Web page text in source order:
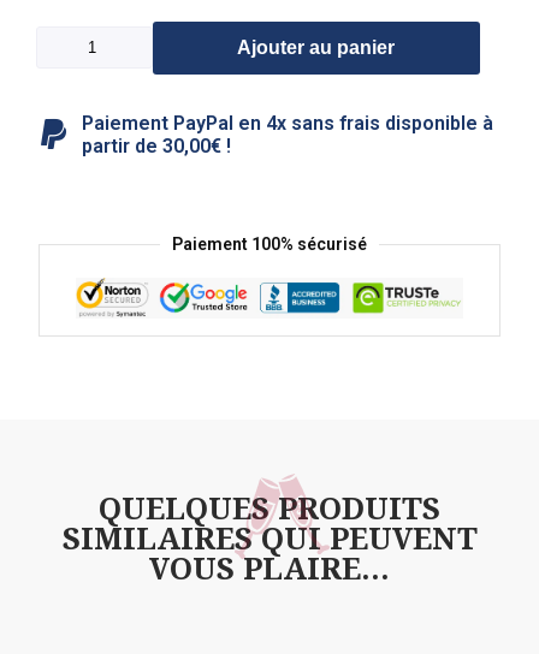
Ajouter au panier
Paiement PayPal en 4x sans frais disponible à
partir de 30,00€ !
Paiement 100% sécurisé
QUELQUES PRODUITS
SIMILAIRES QUI PEUVENT
VOUS PLAIRE...